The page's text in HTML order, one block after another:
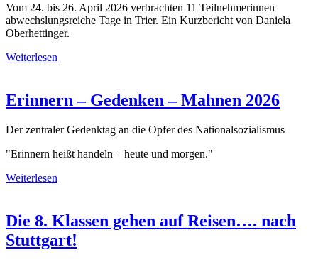
Vom 24. bis 26. April 2026 verbrachten 11 Teilnehmerinnen
abwechslungsreiche Tage in Trier. Ein Kurzbericht von Daniela
Oberhettinger.
Weiterlesen
Erinnern – Gedenken – Mahnen 2026
Der zentraler Gedenktag an die Opfer des Nationalsozialismus
"Erinnern heißt handeln – heute und morgen."
Weiterlesen
Die 8. Klassen gehen auf Reisen…. nach
Stuttgart!